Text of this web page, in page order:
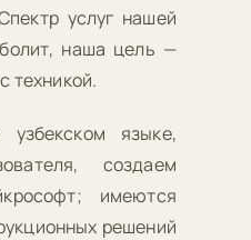
услуг нашей
наша цель —
техникой.
языке,
создаем
имеются
решений